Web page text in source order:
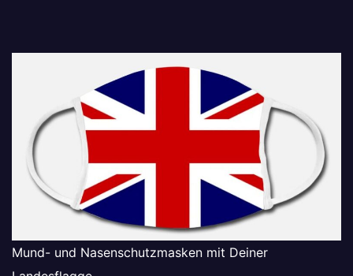
Mund- und Nasenschutzmasken mit Deiner